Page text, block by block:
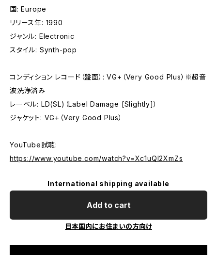
国: Europe
リリース年: 1990
ジャンル: Electronic
スタイル: Synth-pop
コンディション レコード（盤面）: VG+（Very Good Plus）※超音
波洗浄済み
レーベル: LD(SL)（Label Damage [Slightly]）
ジャケット: VG+（Very Good Plus）
YouTube試聴:
https://www.youtube.com/watch?v=Xc1uQI2XmZs
International shipping available
Add to cart
日本国内にお住まいの方向け